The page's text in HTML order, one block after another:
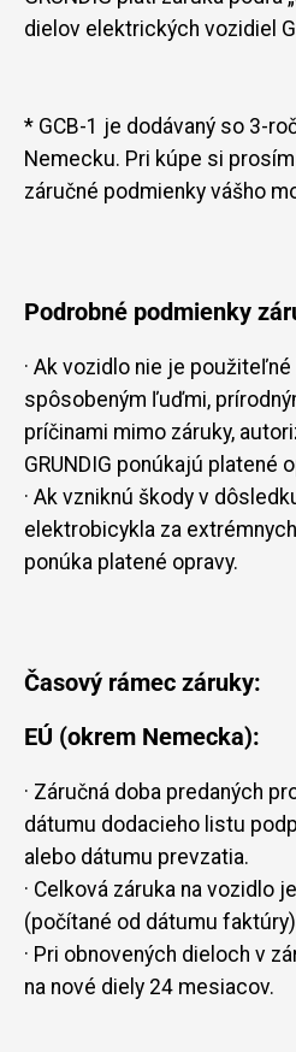
dielov elektrických vozidiel
* GCB-1 je dodávaný so 3-
Nemecku. Pri kúpe si
záručné podmienky vášho
Podrobné podmienky
· Ak vozidlo nie je
spôsobeným ľuďmi,
príčinami mimo záruky,
GRUNDIG ponúkajú platené
· Ak vzniknú škody v
elektrobicykla za
ponúka platené opravy.
Časový rámec záruky:
EÚ (okrem Nemecka):
· Záručná doba predaných
dátumu dodacieho listu
alebo dátumu prevzatia.
· Celková záruka na vozidlo
(počítané od dátumu
· Pri obnovených dieloch v
na nové diely 24 mesiacov.